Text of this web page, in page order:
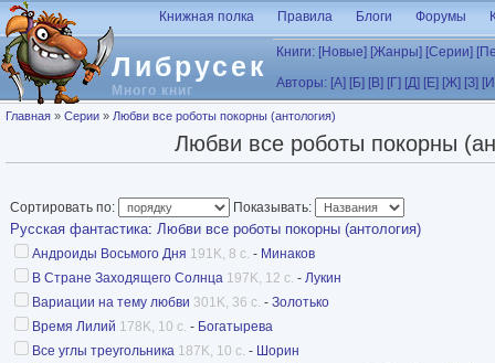
Перейти к основному содержанию
Либрусек
Много книг
Книжная полка Правила Блоги Форумы
Книги: [Новые] [Жанры] [Серии]
Авторы: [А] [Б] [В] [Г] [Д] [Е] [Ж] [З]
Вы здесь
Главная » Серии » Любви все роботы покорны (антология)
Любви все роботы покорны
Сортировать по: Показывать:
Русская фантастика: Любви все роботы покорны (антология)
Андроиды Восьмого Дня 191K, 8 с. - Минаков
В Стране Заходящего Солнца 197K, 12 с. - Лукин
Вариации на тему любви 301K, 36 с. - Золотько
Время Лилий 178K, 10 с. - Богатырева
Все углы треугольника 187K, 10 с. - Шорин